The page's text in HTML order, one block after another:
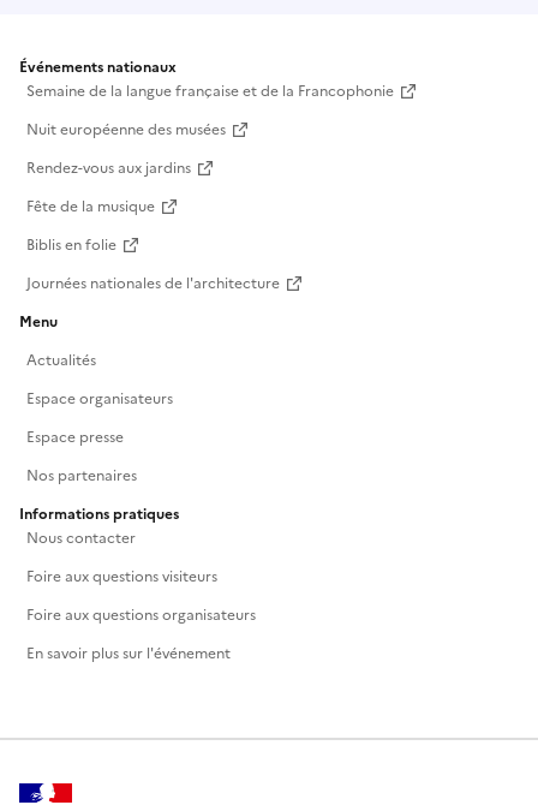
Événements nationaux
Semaine de la langue française et de la Francophonie
Nuit européenne des musées
Rendez-vous aux jardins
Fête de la musique
Biblis en folie
Journées nationales de l'architecture
Menu
Actualités
Espace organisateurs
Espace presse
Nos partenaires
Informations pratiques
Nous contacter
Foire aux questions visiteurs
Foire aux questions organisateurs
En savoir plus sur l'événement